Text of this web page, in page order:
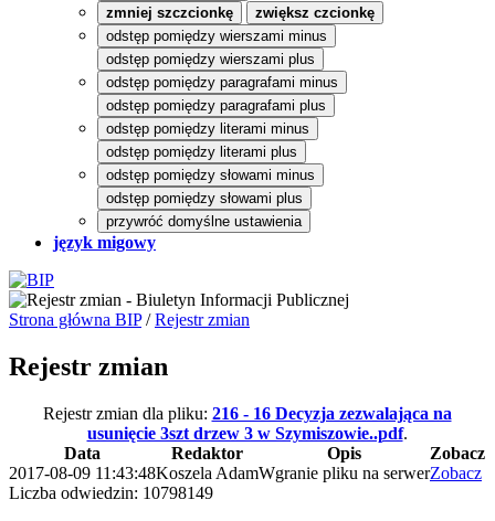
zmniej szczcionkę
zwiększ czcionkę
odstęp pomiędzy wierszami minus
odstęp pomiędzy wierszami plus
odstęp pomiędzy paragrafami minus
odstęp pomiędzy paragrafami plus
odstęp pomiędzy literami minus
odstęp pomiędzy literami plus
odstęp pomiędzy słowami minus
odstęp pomiędzy słowami plus
przywróć domyślne ustawienia
język migowy
Strona główna BIP/Rejestr zmian
Rejestr zmian
Rejestr zmian dla pliku: 216 - 16 Decyzja zezwalająca na
usunięcie 3szt drzew 3 w Szymiszowie..pdf.
Data
Redaktor Opis
Zobacz
2017-08-09 11:43:48Koszela AdamWgranie pliku na serwerZobacz
Liczba odwiedzin: 10798149